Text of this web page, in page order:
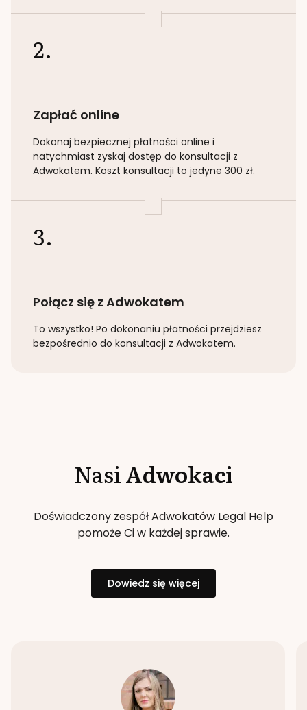
2.
Zapłać online
Dokonaj bezpiecznej płatności online i
natychmiast zyskaj dostęp do konsultacji z
Adwokatem. Koszt konsultacji to jedyne 300 zł.
3.
Połącz się z Adwokatem
To wszystko! Po dokonaniu płatności przejdziesz
bezpośrednio do konsultacji z Adwokatem.
NasiAdwokaci
Doświadczony zespół Adwokatów Legal Help
pomoże Ci w każdej sprawie.
Dowiedz się więcej